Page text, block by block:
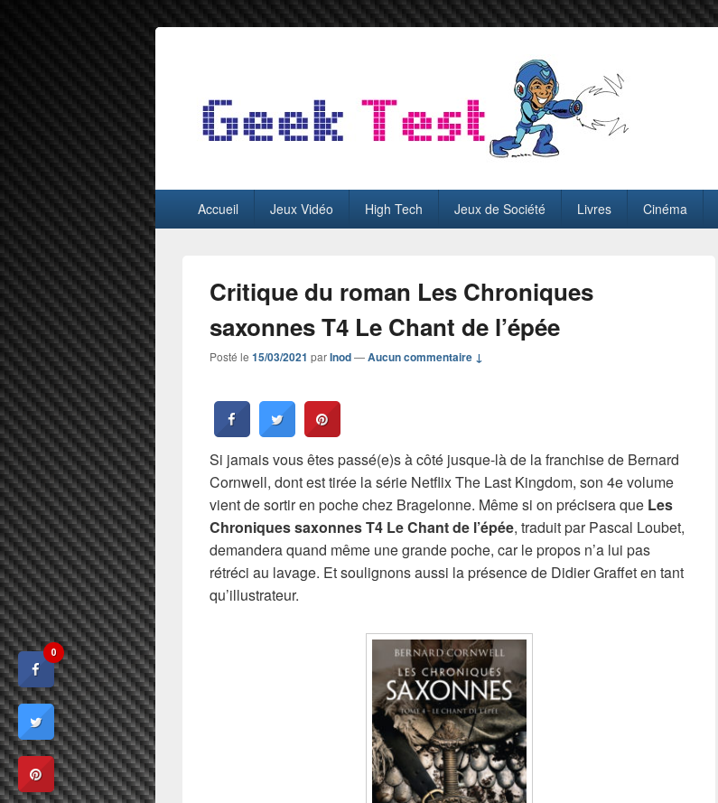
GeekTest
principalAccueil Jeux Vidéo High Tech Jeux de Société Livres Cinéma
Critique du roman Les Chroniques
saxonnes T4 Le Chant de l’épée
Posté le 15/03/2021 parInod—Aucun commentaire ↓
Si jamais vous êtes passé(e)s à côté jusque-là de la franchise de Bernard
Cornwell, dont est tirée la série Netflix The Last Kingdom, son 4e volume
vient de sortir en poche chez Bragelonne. Même si on précisera que Les
Chroniques saxonnes T4 Le Chant de l’épée, traduit par Pascal Loubet,
demandera quand même une grande poche, car le propos n’a lui pas
rétréci au lavage. Et soulignons aussi la présence de Didier Graffet en tant
qu’illustrateur.
0